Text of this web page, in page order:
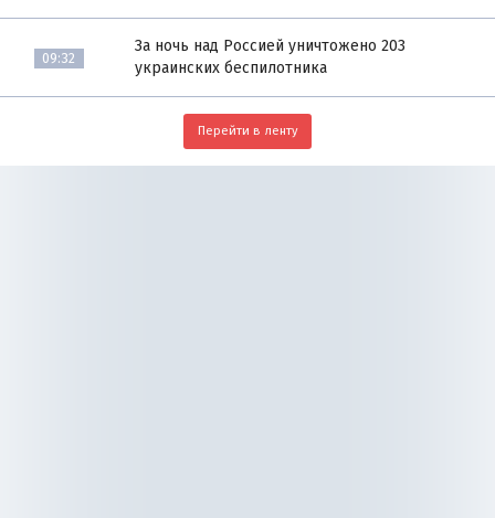
09:32
За ночь над Россией уничтожено 203
украинских беспилотника
Перейти в ленту